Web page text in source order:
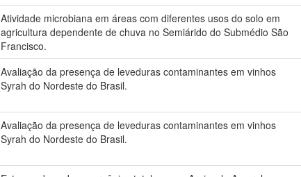
Atividade microbiana em áreas com diferentes usos do solo em
agricultura dependente de chuva no Semiárido do Submédio São
Francisco.
Avaliação da presença de leveduras contaminantes em vinhos
Syrah do Nordeste do Brasil.
Avaliação da presença de leveduras contaminantes em vinhos
Syrah do Nordeste do Brasil.